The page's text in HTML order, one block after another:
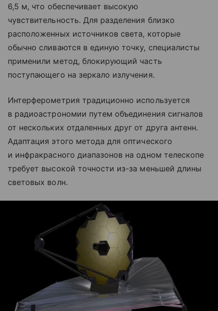
6,5 м, что обеспечивает высокую
чувствительность. Для разделения близко
расположенных источников света, которые
обычно сливаются в единую точку, специалисты
применили метод, блокирующий часть
поступающего на зеркало излучения.
Интерферометрия традиционно используется
в радиоастрономии путем объединения сигналов
от нескольких отдаленных друг от друга антенн.
Адаптация этого метода для оптического
и инфракрасного диапазонов на одном телескопе
требует высокой точности из-за меньшей длины
световых волн.